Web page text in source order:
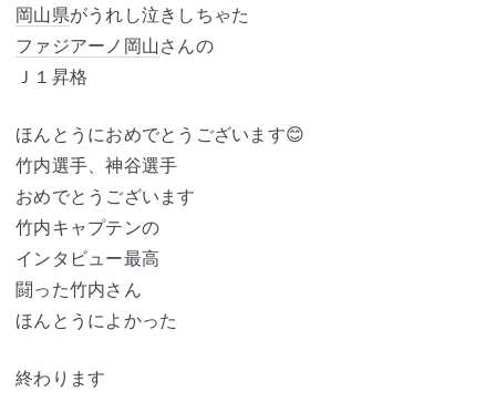
岡山県がうれし泣きしちゃた
ファジアーノ岡山さんの
Ｊ１昇格
ほんとうにおめでとうございます😊
竹内選手、神谷選手
おめでとうございます
竹内キャプテンの
インタビュー最高
闘った竹内さん
ほんとうによかった
終わります